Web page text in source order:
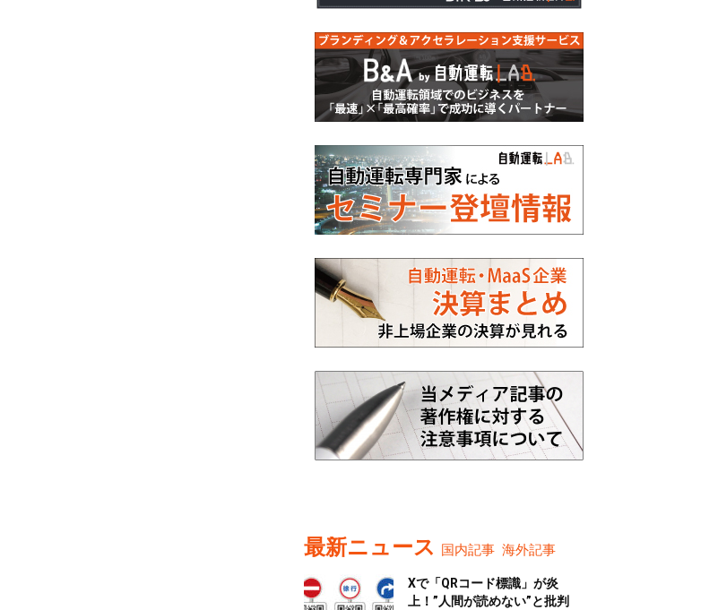
最新ニュース 国内記事 海外記事
Xで「QRコード標識」が炎
上！”人間が読めない”と批判